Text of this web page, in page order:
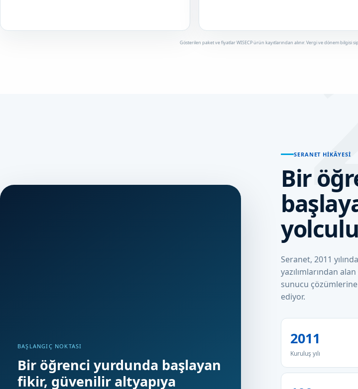
Gösterilen paket ve fiyatlar WISECP ürün kayıtlarından alınır. Vergi ve dönem bilgisi
BAŞLANGIÇ NOKTASI
Bir öğrenci yurdunda başlayan
fikir, güvenilir altyapıya
SERANET HIKÂYESI
Bir
Seranet, 2011
yazılımlarından
sunucu
ediyor.
2011
Kuruluş yılı